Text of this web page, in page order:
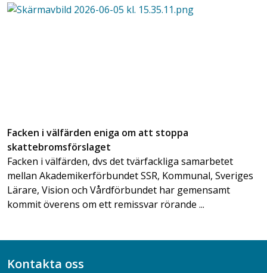
Facken i välfärden eniga om att stoppa
skattebromsförslaget
Facken i välfärden, dvs det tvärfackliga samarbetet
mellan Akademikerförbundet SSR, Kommunal, Sveriges
Lärare, Vision och Vårdförbundet har gemensamt
kommit överens om ett remissvar rörande ...
Kontakta oss